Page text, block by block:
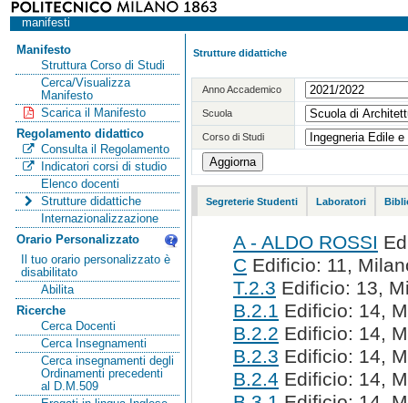
manifesti
Manifesto
Struttura Corso di Studi
Cerca/Visualizza
Manifesto
Scarica il Manifesto
Regolamento didattico
Consulta il Regolamento
Indicatori corsi di studio
Elenco docenti
Strutture didattiche
Internazionalizzazione
Orario Personalizzato
Il tuo orario personalizzato è
disabilitato
Abilita
Ricerche
Cerca Docenti
Cerca Insegnamenti
Cerca insegnamenti degli
Ordinamenti precedenti
al D.M.509
Strutture didattiche
Anno Accademico
Scuola
Corso di Studi
Segreterie Studenti Laboratori
A - ALDO ROSSI
CEdificio: 11,
T.2.3 Edificio: 13,
B.2.1 Edificio: 14,
B.2.2 Edificio: 14,
B.2.3 Edificio: 14,
B.2.4 Edificio: 14,